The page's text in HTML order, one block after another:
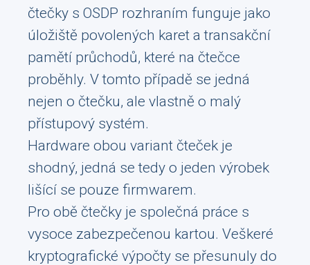
čtečky s OSDP rozhraním funguje jako
úložiště povolených karet a transakční
pamětí průchodů, které na čtečce
proběhly. V tomto případě se jedná
nejen o čtečku, ale vlastně o malý
přístupový systém.
Hardware obou variant čteček je
shodný, jedná se tedy o jeden výrobek
lišící se pouze firmwarem.
Pro obě čtečky je společná práce s
vysoce zabezpečenou kartou. Veškeré
kryptografické výpočty se přesunuly do